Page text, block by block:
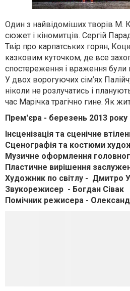
Один з найвідоміших творів М.
сюжет і кіномитців. Сергій
Твір про карпатських горян,
казковим куточком, де все
спостереження і враження були
У двох ворогуючих сім’ях
ніколи не розлучатись і
час Марічка трагічно гине. Як
Прем'єра - березень 2013 року
Інсценізація та сценічне
Сценографія та костюми
Музичне оформлення
Пластичне вирішення
Художник по світлу - Дмитро
Звукорежисер - Богдан Сівак
Помічник режисера -